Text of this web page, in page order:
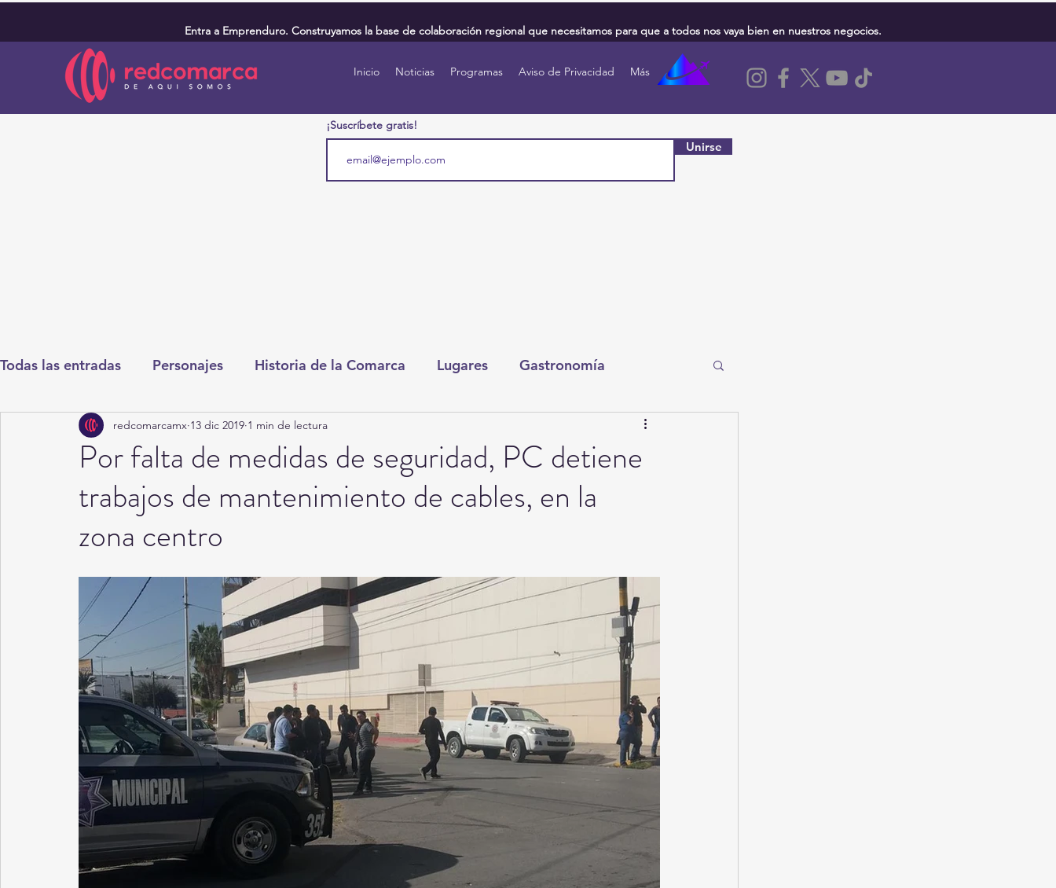
Entra a Emprenduro. Construyamos la base de colaboración regional que necesitamos para que a todos nos vaya bien en nuestros negocios.
Inicio Noticias Programas Aviso de Privacidad Más
¡Suscríbete gratis!
Unirse
Todas las entradas Personajes Historia de la Comarca Lugares Gastronomía
Deportes Salud Entretenimiento Torreón
Round Cero Columnistas CDMX Nacionales Internacionales Tecnología
Durango Titulares en Inicio Coahuila Investigaciones Rapidín Político
Santa Aurelia de los Vientos San Pedro
Por falta de medidas de seguridad, PC detiene
trabajos de mantenimiento de cables, en la
zona centro
redcomarcamx 13 dic 2019 1 min de lectura